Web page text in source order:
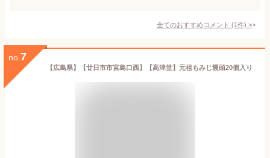
全てのおすすめコメント (1件) >
no. 7
【広島県】【廿日市市宮島口西】【高津堂】元祖もみじ饅頭20個入り